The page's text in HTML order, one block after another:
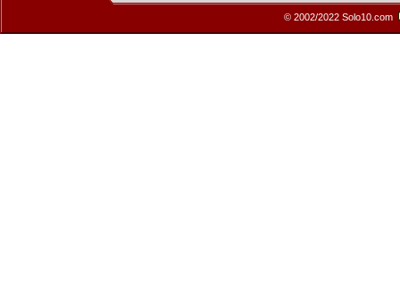
© 2002/2022 Solo10.com